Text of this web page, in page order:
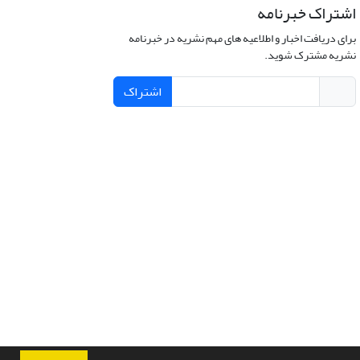
اشتراک خبرنامه
برای دریافت اخبار و اطلاعیه های مهم نشریه در خبرنامه
نشریه مشترک شوید.
اشتراک